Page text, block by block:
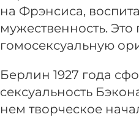
на Фрэнсиса,
мужественность.
гомосексуальную
Берлин 1927 года
сексуальность
нем творческое